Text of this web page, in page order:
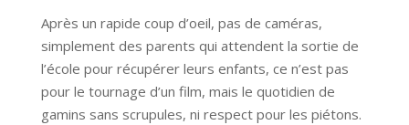
Après un rapide coup d’oeil, pas de caméras,
simplement des parents qui attendent la sortie de
l’école pour récupérer leurs enfants, ce n’est pas
pour le tournage d’un film, mais le quotidien de
gamins sans scrupules, ni respect pour les piétons.